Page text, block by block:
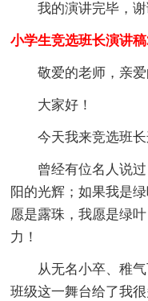
我的演讲完毕，
小学生竞选班长演讲稿
敬爱的老师，亲爱
大家好！
今天我来竞选班长
曾经有位名人说
阳的光辉；如果我是
愿是露珠，我愿是绿
力！
从无名小卒、稚
班级这一舞台给了我